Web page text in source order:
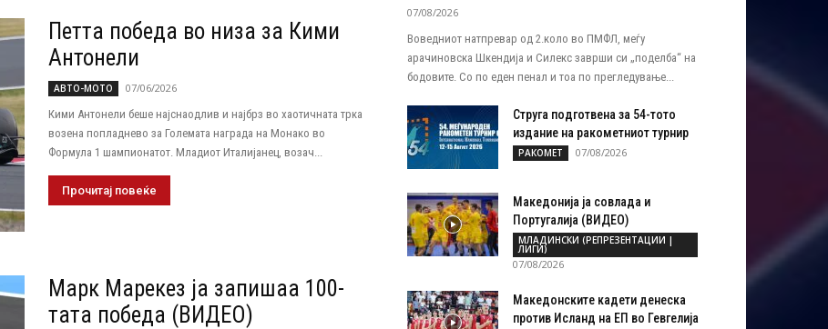
Петта победа во низа за Кими
Антонели
АВТО-МОТО
07/06/2026
Кими Антонели беше најснаодлив и најбрз во хаотичната трка
возена попладнево за Големата награда на Монако во
Формула 1 шампионатот. Младиот Италијанец, возач...
Прочитај повеќе
Марк Марекез ја запишаа 100-
тата победа (ВИДЕО)
07/08/2026
Воведниот натпревар од 2.коло во ПМФЛ, меѓу
арачиновска Шкендија и Силекс заврши си „поделба“ на
бодовите. Со по еден пенал и тоа по прегледување...
Струга подготвена за 54-тото
издание на ракометниот турнир
РАКОМЕТ 07/08/2026
Македонија ја совлада и
Португалија (ВИДЕО)
МЛАДИНСКИ (РЕПРЕЗЕНТАЦИИ |
ЛИГИ)
07/08/2026
Македонските кадети денеска
против Исланд на ЕП во Гевгелија